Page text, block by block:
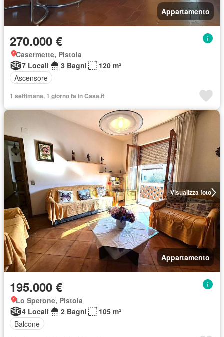
Appartamento
270.000 €
Casermette, Pistoia
7 Locali
3 Bagni
120 m²
Ascensore
1 settimana, 1 giorno fa in Casa.it
Visualizza foto
Appartamento
195.000 €
Lo Sperone, Pistoia
4 Locali
2 Bagni
105 m²
Balcone